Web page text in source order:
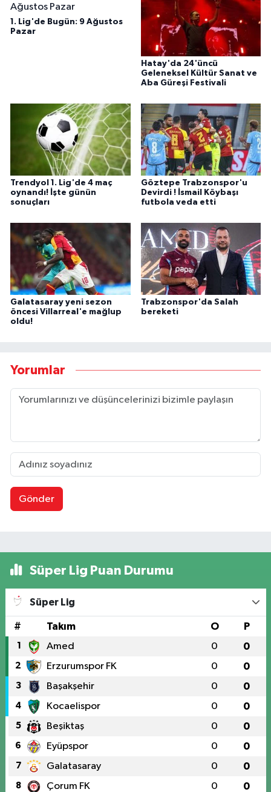
1. Lig'de Bugün: 9 Ağustos
Pazar
Hatay'da 24'üncü
Geleneksel Kültür Sanat ve
Aba Güreşi Festivali
Trendyol 1. Lig'de 4 maç
oynandı! İşte günün
sonuçları
Göztepe Trabzonspor'u
Devirdi ! İsmail Köybaşı
futbola veda etti
Galatasaray yeni sezon
öncesi Villarreal'e mağlup
oldu!
Trabzonspor'da Salah
bereketi
Yorumlar
Gönder
Süper Lig Puan Durumu
Süper Lig
# Takım O P
1 Amed 0 0
2 Erzurumspor FK 0 0
3 Başakşehir 0 0
4 Kocaelispor 0 0
5 Beşiktaş 0 0
6 Eyüpspor 0 0
7 Galatasaray 0 0
8 Çorum FK 0 0